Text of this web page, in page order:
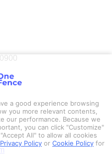
a good experience browsing
you more relevant contents,
our performance. Because we
you can click "Customize"
All" to allow all cookies
Privacy Policy or Cookie Policy for